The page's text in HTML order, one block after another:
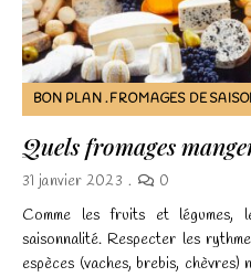
BON PLAN FROMAGES DE
Quels fromages
31 janvier 2023 0
Comme les fruits et légumes,
saisonnalité. Respecter les
espèces (vaches, brebis,